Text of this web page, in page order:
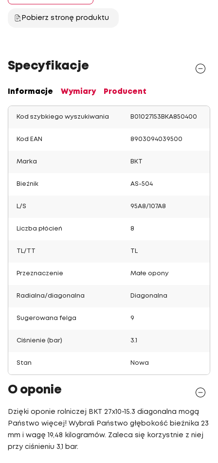
Pobierz stronę produktu
Specyfikacje
Informacje Wymiary Producent
Kod szybkiego wyszukiwania B01027153BKA850400
Kod EAN 8903094039500
Marka BKT
Bieżnik AS-504
L/S 95A8/107A8
Liczba płócień 8
TL/TT
Przeznaczenie Małe opony
Radialna/diagonalna Diagonalna
Sugerowana felga 9
Ciśnienie (bar) 3.1
Stan Nowa
O oponie
Dzięki oponie rolniczej BKT 27x10-15.3 diagonalna mogą
Państwo więcej! Wybrali Państwo głębokość bieżnika 23
mm i wagę 19,48 kilogramów. Zaleca się korzystnie z niej
przy ciśnieniu 3,1 bar.